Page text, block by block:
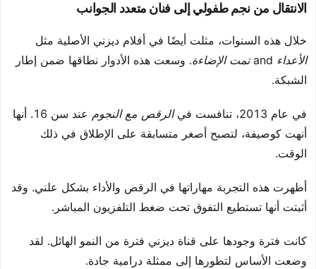
الانتقال من نجم طفولي إلى فنان متعدد الجوانب
خلال هذه السنوات، مثلت أيضًا في أفلام ديزني الأصلية مثل
الأعداء
تمت الإضاءة. وسعت هذه الأدوار نطاقها ضمن إطار
الشبكة.
في عام 2013، تنافست في الرقص مع النجوم
عند سن 16. أنها
أنهت كوصيفة، لتصبح أصغر متسابقة على الإطلاق في ذلك
الوقت.
أظهرت هذه التجربة مهاراتها في الرقص والأداء بشكل علني. وقد
أثبتت أنها تستطيع التفوق تحت ضغط التلفزيون المباشر.
كانت فترة وجودها على قناة ديزني فترة من النمو الهائل. لقد
وضعت الأساس لتطورها إلى ممثلة درامية جادة.